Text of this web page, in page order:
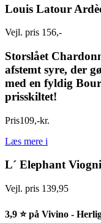
Louis Latour
Vejl. pris 156,-
Storslået
afstemt syre, der
med en fyldig
prisskiltet!
Pris109,-kr.
Læs mere i
L´ Elephant
Vejl. pris 139,95
3,9 ⭐ på Vivino -